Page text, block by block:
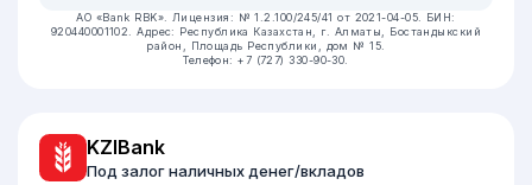
АО «Bank RBK». Лицензия: № 1.2.100/245/41 от 2021-04-05. БИН:
920440001102.Адрес: Республика Казахстан, г. Алматы, Бостандыкский
район, Площадь Республики, дом № 15.
Телефон: +7 (727) 330-90-30.
KZIBank
Под залог наличных денег/вкладов